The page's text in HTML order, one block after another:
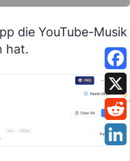
die YouTube-Musik
hat.